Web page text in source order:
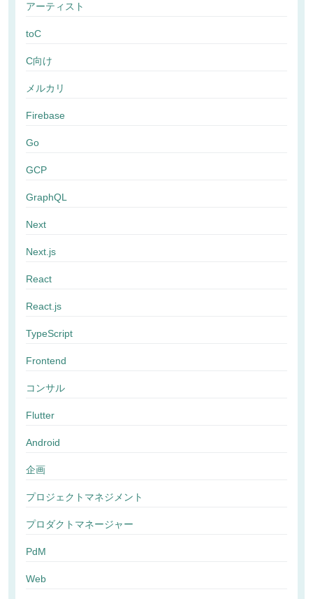
アーティスト
toC
C向け
メルカリ
Firebase
Go
GCP
GraphQL
Next
Next.js
React
React.js
TypeScript
Frontend
コンサル
Flutter
Android
企画
プロジェクトマネジメント
プロダクトマネージャー
PdM
Web